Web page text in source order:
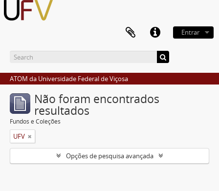
Entrar
ATOM da Universidade Federal de Viçosa
Não foram encontrados
resultados
Fundos e Coleções
UFV
Opções de pesquisa avançada